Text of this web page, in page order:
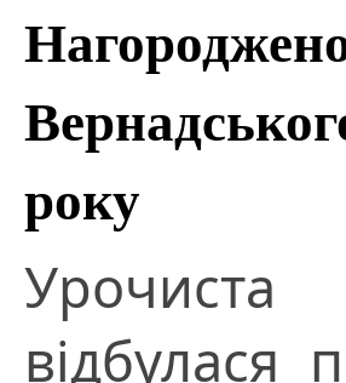
року
відбулася